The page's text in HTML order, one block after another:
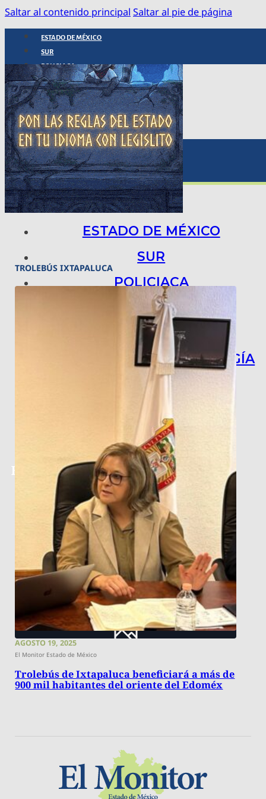
Saltar al contenido principal Saltar al pie de página
ESTADO DE MÉXICO
SUR
POLICIACA
NACIONAL
INTERNACIONAL
ARTE, CIENCIA Y TECNOLOGÍA
COLUMNAS
BAJO LA LUPA
RASTROS Y ROSTROS
VÍNCULOS ANIMALES
ESTADO DE MÉXICO
SUR
POLICIACA
NACIONAL
INTERNACIONAL
ARTE, CIENCIA Y TECNOLOGÍA
COLUMNAS
BAJO LA LUPA
RASTROS Y ROSTROS
VÍNCULOS ANIMALES
TROLEBÚS IXTAPALUCA
AGOSTO 19, 2025
El Monitor Estado de México
Trolebús de Ixtapaluca beneficiará a más de
900 mil habitantes del oriente del Edoméx